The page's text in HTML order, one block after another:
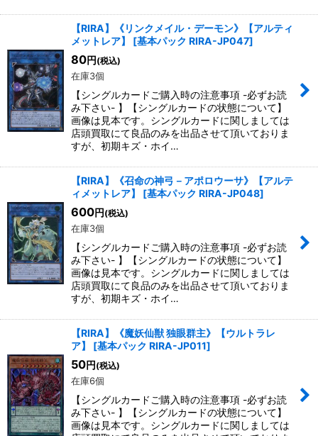
【RIRA】《リンクメイル・デーモン》【アルティ
メットレア】
[基本パック RIRA-JP047]
80円 (税込)
在庫3個
【シングルカードご購入時の注意事項 -必ずお読
み下さい- 】【シングルカードの状態について】
画像は見本です。シングルカードに関しましては
店頭買取にて良品のみを出品させて頂いておりま
すが、初期キズ・ホイ…
【RIRA】《召命の神弓－アポロウーサ》【アルテ
ィメットレア】
[基本パック RIRA-JP048]
600円 (税込)
在庫3個
【シングルカードご購入時の注意事項 -必ずお読
み下さい- 】【シングルカードの状態について】
画像は見本です。シングルカードに関しましては
店頭買取にて良品のみを出品させて頂いておりま
すが、初期キズ・ホイ…
【RIRA】《魔妖仙獣 独眼群主》【ウルトラレ
ア】
[基本パック RIRA-JP011]
50円 (税込)
在庫6個
【シングルカードご購入時の注意事項 -必ずお読
み下さい- 】【シングルカードの状態について】
画像は見本です。シングルカードに関しましては